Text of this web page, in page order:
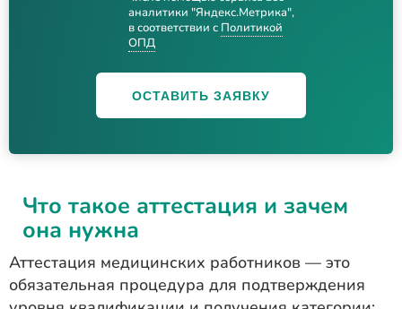
аналитики "Яндекс.Метрика",
в соответствии с Политикой
ОПД
ОСТАВИТЬ ЗАЯВКУ
Что такое аттестация и зачем
она нужна
Аттестация медицинских работников — это
обязательная процедура для подтверждения